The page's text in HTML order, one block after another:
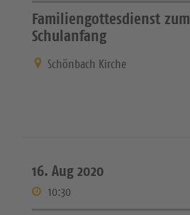
Familiengottesdienst zum
Schulanfang
Schönbach Kirche
16. Aug 2020
10:30